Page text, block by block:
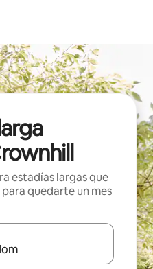
estadías largas que
quedarte un mes
disponibles, navegá con las